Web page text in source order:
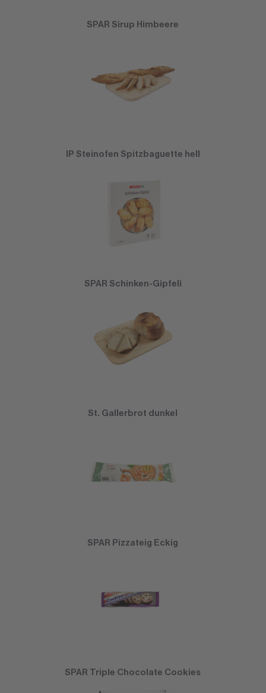
SPAR Sirup Himbeere
IP Steinofen Spitzbaguette hell
SPAR Schinken-Gipfeli
St. Gallerbrot dunkel
SPAR Pizzateig Eckig
SPAR Triple Chocolate Cookies